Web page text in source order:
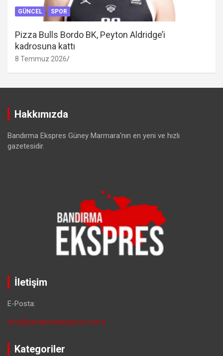
GÜNCEL SPOR
Pizza Bulls Bordo BK, Peyton Aldridge’i
kadrosuna kattı
8 Temmuz 2026
Hakkımızda
Bandırma Ekspres Güney Marmara'nın en yeni ve hızlı
gazetesidir.
İletişim
E-Posta:
info@bandirmaekspres.com.tr
Kategoriler